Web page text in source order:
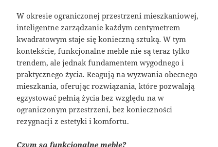
W okresie ograniczonej przestrzeni mieszkaniowej,
inteligentne zarządzanie każdym centymetrem
kwadratowym staje się konieczną sztuką. W tym
kontekście, funkcjonalne meble nie są teraz tylko
trendem, ale jednak fundamentem wygodnego i
praktycznego życia. Reagują na wyzwania obecnego
mieszkania, oferując rozwiązania, które pozwalają
egzystować pełnią życia bez względu na w
ograniczonym przestrzeni, bez konieczności
rezygnacji z estetyki i komfortu.
Czym są funkcjonalne meble?